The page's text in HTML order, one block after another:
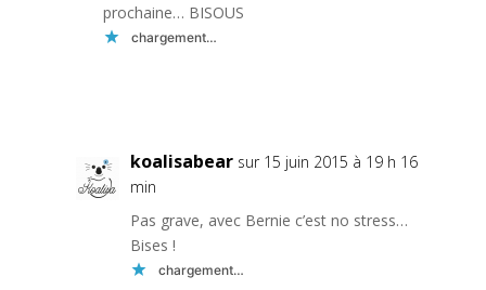
prochaine… BISOUS
chargement…
koalisabear sur 15 juin 2015 à 19 h 16
min
Pas grave, avec Bernie c’est no stress…
Bises !
chargement…